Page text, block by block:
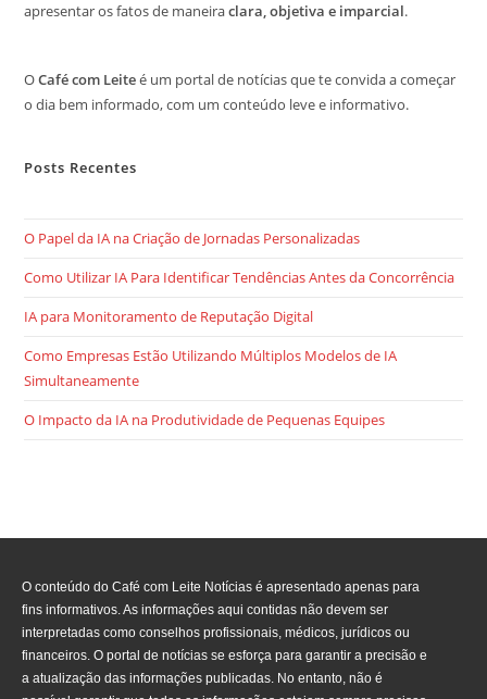
apresentar os fatos de maneiraclara, objetiva e imparcial.
OCafé com Leiteé um portal de notícias que te convida a começar
o dia bem informado, com um conteúdo leve e informativo.
Posts Recentes
O Papel da IA na Criação de Jornadas Personalizadas
Como Utilizar IA Para Identificar Tendências Antes da Concorrência
IA para Monitoramento de Reputação Digital
Como Empresas Estão Utilizando Múltiplos Modelos de IA
Simultaneamente
O Impacto da IA na Produtividade de Pequenas Equipes
O conteúdo do Café com Leite Notícias é apresentado apenas para
fins informativos. As informações aqui contidas não devem ser
interpretadas como conselhos profissionais, médicos, jurídicos ou
financeiros. O portal de notícias se esforça para garantir a precisão e
a atualização das informações publicadas. No entanto, não é